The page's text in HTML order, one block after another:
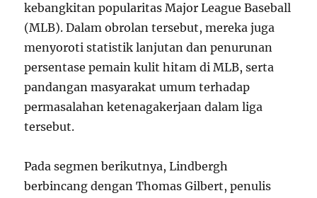
kebangkitan popularitas Major League Baseball
(MLB). Dalam obrolan tersebut, mereka juga
menyoroti statistik lanjutan dan penurunan
persentase pemain kulit hitam di MLB, serta
pandangan masyarakat umum terhadap
permasalahan ketenagakerjaan dalam liga
tersebut.
Pada segmen berikutnya, Lindbergh
berbincang dengan Thomas Gilbert, penulis